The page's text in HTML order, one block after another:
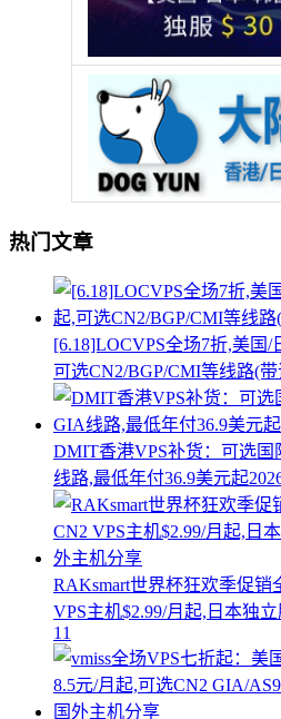
热门文章
[6.18]LOCVPS全场7折,美国/
可选CN2/BGP/CMI等线路(
DMIT香港VPS补货：可选国
线路,最低年付36.9美元起
RAKsmart世界杯狂欢季促销
VPS主机$2.99/月起,日本独
11